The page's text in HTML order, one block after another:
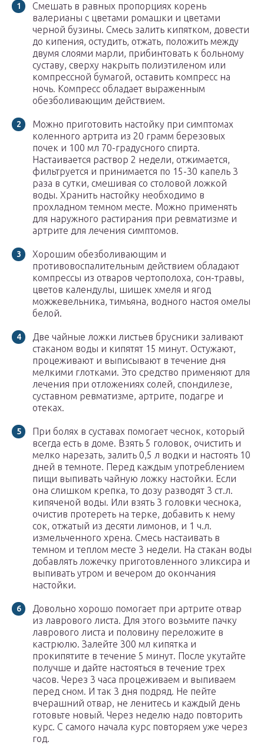
Смешать в равных пропорциях корень
валерианы с цветами ромашки и цветами
черной бузины. Смесь залить кипятком, довести
до кипения, остудить, отжать, положить между
двумя слоями марли, прибинтовать к больному
суставу, сверху накрыть полиэтиленом или
компрессной бумагой, оставить компресс на
ночь. Компресс обладает выраженным
обезболивающим действием.
Можно приготовить настойку при симптомах
коленного артрита из 20 грамм березовых
почек и 100 мл 70-градусного спирта.
Настаивается раствор 2 недели, отжимается,
фильтруется и принимается по 15-30 капель 3
раза в сутки, смешивая со столовой ложкой
воды. Хранить настойку необходимо в
прохладном темном месте. Можно применять
для наружного растирания при ревматизме и
артрите для лечения симптомов.
Хорошим обезболивающим и
противовоспалительным действием обладают
компрессы из отваров чертополоха, сон-травы,
цветов календулы, шишек хмеля и ягод
можжевельника, тимьяна, водного настоя омелы
белой.
Две чайные ложки листьев брусники заливают
стаканом воды и кипятят 15 минут. Остужают,
процеживают и выписывают в течение дня
мелкими глотками. Это средство применяют для
лечения при отложениях солей, спондилезе,
суставном ревматизме, артрите, подагре и
отеках.
При болях в суставах помогает чеснок, который
всегда есть в доме. Взять 5 головок, очистить и
мелко нарезать, залить 0,5 л водки и настоять 10
дней в темноте. Перед каждым употреблением
пищи выпивать чайную ложку настойки. Если
она слишком крепка, то дозу разводят 3 ст.л.
кипяченой воды. Или взять 3 головки чеснока,
очистив протереть на терке, добавить к нему
сок, отжатый из десяти лимонов, и 1 ч.л.
измельченного хрена. Смесь настаивать в
темном и теплом месте 3 недели. На стакан воды
добавлять ложечку приготовленного эликсира и
выпивать утром и вечером до окончания
настойки.
Довольно хорошо помогает при артрите отвар
из лаврового листа. Для этого возьмите пачку
лаврового листа и половину переложите в
кастрюлю. Залейте 300 мл кипятка и
прокипятите в течение 5 минут. После укутайте
получше и дайте настояться в течение трех
часов. Через 3 часа процеживаем и выпиваем
перед сном. И так 3 дня подряд. Не пейте
вчерашний отвар, не ленитесь и каждый день
готовьте новый. Через неделю надо повторить
курс. С самого начала курс повторяем уже через
год.